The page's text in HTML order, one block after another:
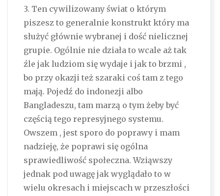
3. Ten cywilizowany świat o którym
piszesz to generalnie konstrukt który ma
służyć głównie wybranej i dość nielicznej
grupie. Ogólnie nie działa to wcale aż tak
źle jak ludziom się wydaje i jak to brzmi ,
bo przy okazji też szaraki coś tam z tego
mają. Pojedź do indonezji albo
Bangladeszu, tam marzą o tym żeby być
częścią tego represyjnego systemu.
Owszem , jest sporo do poprawy i mam
nadzieję, że poprawi się ogólna
sprawiedliwość społeczna. Wziąwszy
jednak pod uwagę jak wyglądało to w
wielu okresach i miejscach w przeszłości